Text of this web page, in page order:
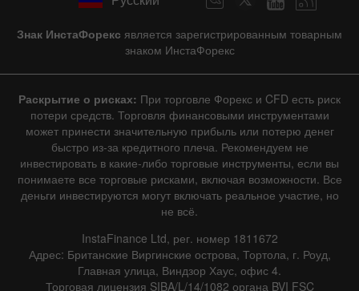
Знак ИнстаФорекс является зарегистрированным товарным
знаком ИнстаФорекс
Раскрытие о рисках: При торговле Форекс и CFD есть риск
потери средств. Торговля финансовыми инструментами
может принести значительную прибыль или потерю денег
быстро из-за кредитного плеча. Рекомендуем не
инвестировать в какие-либо торговые инструменты, если вы
понимаете все торговые рисками, включая возможности. Все
деньги инвестируются могут включать реальное участие, но
не всё.
InstaFinance Ltd, рег. номер 1811672
Адрес: Британские Виргинские острова, Тортола, г. Роуд,
Главная улица, Виндзор Хаус, офис 4.
Торговая лицензия SIBA/L/14/1082 органа BVI FSC